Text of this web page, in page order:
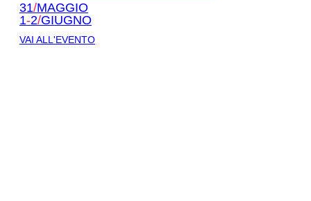
31/MAGGIO
1-2/GIUGNO
VAI ALL'EVENTO